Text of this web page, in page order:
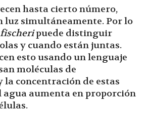
hasta cierto número,
luz simultáneamente. Por lo
puede distinguir
y cuando están juntas.
esto usando un lenguaje
moléculas de
la concentración de estas
agua aumenta en proporción